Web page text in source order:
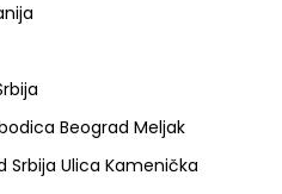
Beograd Meljak
Srbija Ulica Kamenička